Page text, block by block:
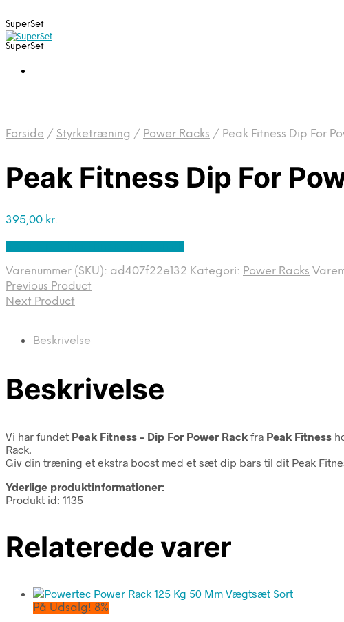
SuperSet
SuperSet
Forside / Styrketræning / Power Racks / Peak Fitness Dip For
Peak Fitness Dip For
395,00 kr.
Varenummer (SKU): ad407f22e132 Kategori: Power Racks
Previous Product
Next Product
Beskrivelse
Beskrivelse
Vi har fundet Peak Fitness – Dip For Power Rack fra Peak Fitness
Rack.
Giv din træning et ekstra boost med et sæt dip bars til dit Peak
Yderlige produktinformationer:
Produkt id: 1135
Relaterede varer
På Udsalg! 8%